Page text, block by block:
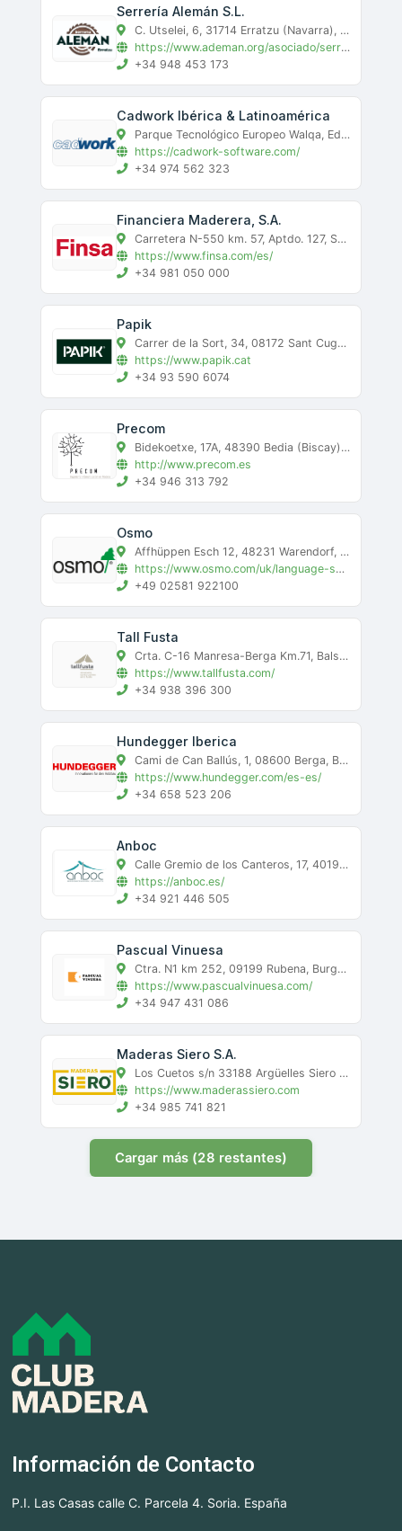
Serrería Alemán S.L.
C. Utselei, 6, 31714 Erratzu (Navarra), Erratzu, navarra
https://www.ademan.org/asociado/serreria-aleman-s-l/
+34 948 453 173
Cadwork Ibérica & Latinoamérica
Parque Tecnológico Europeo Walqa, Edificio de Servicios Generales, Ctra. Zaragoza N 330a, km 566, 22197 Cuarte (Huesca), Cuarte, huesca
https://cadwork-software.com/
+34 974 562 323
Financiera Maderera, S.A.
Carretera N-550 km. 57, Aptdo. 127, Santiago de Compostela, a-coruña
https://www.finsa.com/es/
+34 981 050 000
Papik
Carrer de la Sort, 34, 08172 Sant Cugat del Vallès, Barcelona, Sant Cugat del Vallès, barcelona
https://www.papik.cat
+34 93 590 6074
Precom
Bidekoetxe, 17A, 48390 Bedia (Biscay), Bedia, bizkaia
http://www.precom.es
+34 946 313 792
Osmo
Affhüppen Esch 12, 48231 Warendorf, ALEMANIA, Warendorf, alemania
https://www.osmo.com/uk/language-selection/
+49 02581 922100
Tall Fusta
Crta. C-16 Manresa-Berga Km.71, Balsareny, Barcelona, 08660, Balsareny, barcelona
https://www.tallfusta.com/
+34 938 396 300
Hundegger Iberica
Cami de Can Ballús, 1, 08600 Berga, Barcelona (España), Berga, barcelona
https://www.hundegger.com/es-es/
+34 658 523 206
Anboc
Calle Gremio de los Canteros, 17, 40195 Hontoria (Segovia), Hontoria, segovia
https://anboc.es/
+34 921 446 505
Pascual Vinuesa
Ctra. N1 km 252, 09199 Rubena, Burgos (España), Rubena, burgos
https://www.pascualvinuesa.com/
+34 947 431 086
Maderas Siero S.A.
Los Cuetos s/n 33188 Argüelles Siero (Asturias), Argüelles Siero, asturias
https://www.maderassiero.com
+34 985 741 821
Cargar más (28 restantes)
Información de Contacto
P.I. Las Casas calle C. Parcela 4. Soria. España